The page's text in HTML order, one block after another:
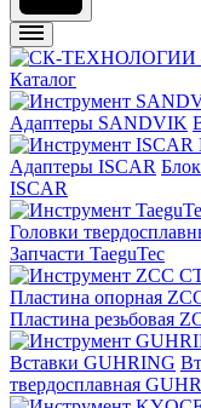
Каталог
Адаптеры SANDVIK
Адаптеры ISCAR
ISCAR
Головки
Запчасти TaeguTec
Пластина опорная
Пластина резьбовая
Вставки GUHRING
твердосплавная